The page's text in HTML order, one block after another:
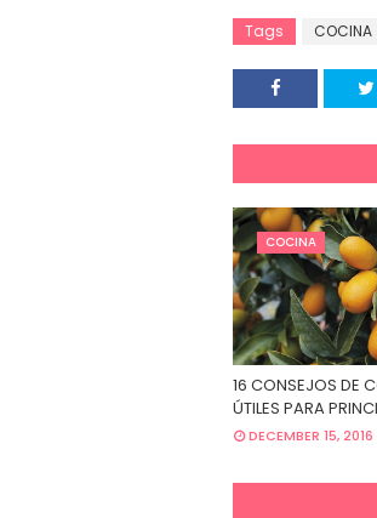
Tags COCINA
COCINA
16 CONSEJOS DE
ÚTILES PARA
DECEMBER 15, 2016